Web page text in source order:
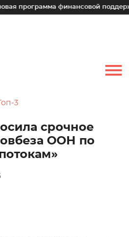
программа финансовой
3
срочное
ООН по